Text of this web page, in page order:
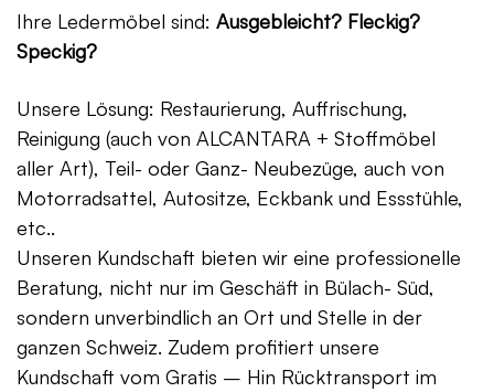
Ihre Ledermöbel sind: Ausgebleicht? Fleckig?
Speckig?
Unsere Lösung: Restaurierung, Auffrischung,
Reinigung (auch von ALCANTARA + Stoffmöbel
aller Art), Teil- oder Ganz- Neubezüge, auch von
Motorradsattel, Autositze, Eckbank und Essstühle,
etc..
Unseren Kundschaft bieten wir eine professionelle
Beratung, nicht nur im Geschäft in Bülach- Süd,
sondern unverbindlich an Ort und Stelle in der
ganzen Schweiz. Zudem profitiert unsere
Kundschaft vom Gratis – Hin Rücktransport im